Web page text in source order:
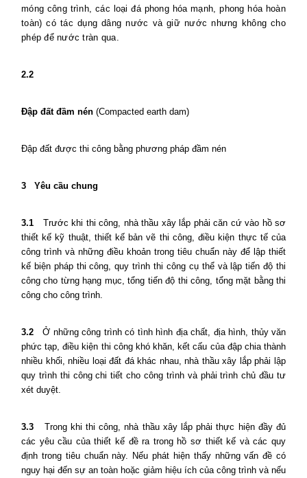
móng công trình, các loại đá phong hóa mạnh, phong hóa hoàn
toàn) có tác dụng dâng nước và giữ nước nhưng không cho
phép để nước tràn qua.
2.2
Đập đất đầm nén (Compacted earth dam)
Đập đất được thi công bằng phương pháp đầm nén
3 Yêu cầu chung
3.1
Trước khi thi công, nhà thầu xây lắp phải căn cứ vào hồ sơ
thiết kế kỹ thuật, thiết kế bản vẽ thi công, điều kiện thực tế của
công trình và những điều khoản trong tiêu chuẩn này để lập thiết
kế biện pháp thi công, quy trình thi công cụ thể và lập tiến độ thi
công cho từng hạng mục, tổng tiến độ thi công, tổng mặt bằng thi
công cho công trình.
3.2
Ở những công trình có tình hình địa chất, địa hình, thủy văn
phức tạp, điều kiện thi công khó khăn, kết cấu của đập chia thành
nhiều khối, nhiều loại đất đá khác nhau, nhà thầu xây lắp phải lập
quy trình thi công chi tiết cho công trình và phải trình chủ đầu tư
xét duyệt.
3.3
Trong khi thi công, nhà thầu xây lắp phải thực hiện đầy đủ
các yêu cầu của thiết kế đề ra trong hồ sơ thiết kế và các quy
định trong tiêu chuẩn này. Nếu phát hiện thấy những vấn đề có
nguy hại đến sự an toàn hoặc giảm hiệu ích của công trình và nếu